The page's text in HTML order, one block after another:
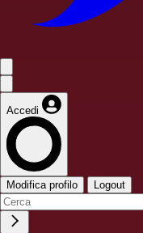
Accedi
Modifica profilo Logout